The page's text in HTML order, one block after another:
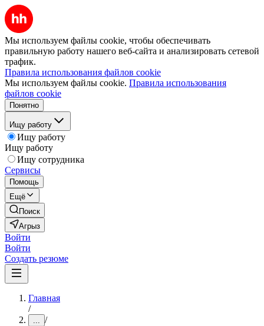
Мы используем файлы cookie, чтобы обеспечивать
правильную работу нашего веб-сайта и анализировать сетевой
трафик.
Правила использования файлов cookie
Мы используем файлы cookie. Правила использования
файлов cookie
Понятно
Ищу работу
Ищу работу
Ищу работу
Ищу сотрудника
Сервисы
Помощь
Ещё
Поиск
Агрыз
Войти
Войти
Создать резюме
Главная
/
... /